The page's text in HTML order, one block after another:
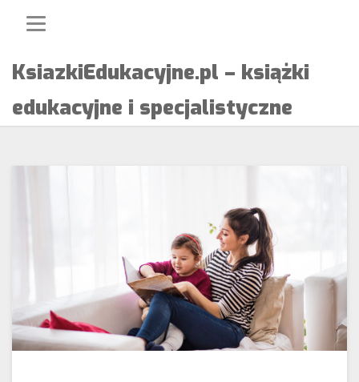
KsiazkiEdukacyjne.pl – książki
edukacyjne i specjalistyczne